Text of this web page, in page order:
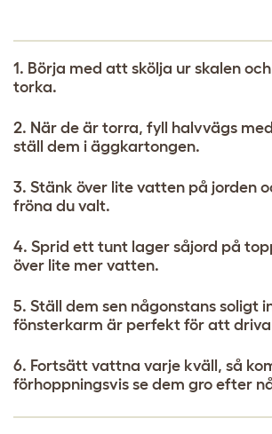
1. Börja med att skölja ur skalen
torka.
2. När de är torra, fyll halvvägs
ställ dem i äggkartongen.
3. Stänk över lite vatten på jorden
fröna du valt.
4. Sprid ett tunt lager såjord på
över lite mer vatten.
5. Ställ dem sen någonstans soligt
fönsterkarm är perfekt för att
6. Fortsätt vattna varje kväll, så
förhoppningsvis se dem gro efter